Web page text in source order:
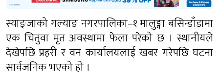
स्याङ्जाको गल्याङ नगरपालिका–१ मालुङ्गा बसिन्डाँडामा
एक चितुवा मृत अवस्थामा फेला परेको छ । स्थानीयले
देखेपछि प्रहरी र वन कार्यालयलाई खबर गरेपछि घटना
सार्वजनिक भएको हो ।